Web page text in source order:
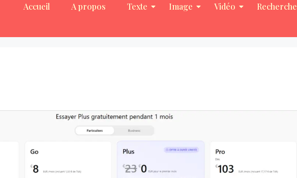
Accueil A propos Texte Image Vidéo Recherche